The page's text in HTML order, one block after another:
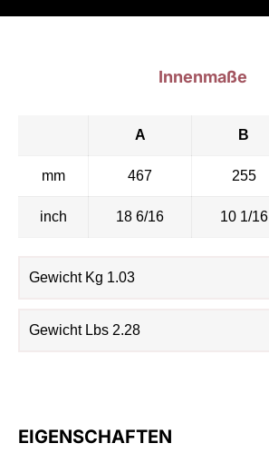
Innenmaße
A B
mm 467 255
inch 18 6/16 10 1/16
Gewicht Kg 1.03
Gewicht Lbs 2.28
EIGENSCHAFTEN